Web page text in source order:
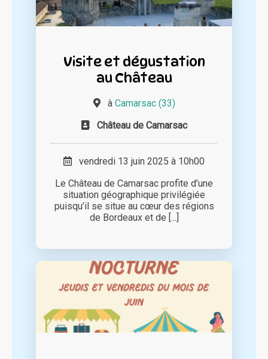
Visite et dégustation
au Château
à Camarsac (33)
Château de Camarsac
vendredi 13 juin 2025 à 10h00
Le Château de Camarsac profite d’une
situation géographique privilégiée
puisqu’il se situe au cœur des régions
de Bordeaux et de [...]